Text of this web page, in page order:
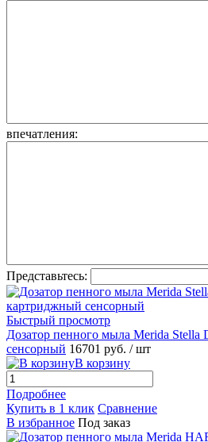
впечатления:
Представьтесь:
Быстрый просмотр
Дозатор пенного мыла Merida Stella
сенсорный 16701 руб. / шт
В корзину
Подробнее
Купить в 1 клик Сравнение
В избранное Под заказ